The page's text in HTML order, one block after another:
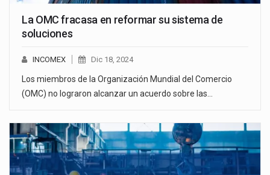
La OMC fracasa en reformar su sistema de
soluciones
INCOMEX Dic 18, 2024
Los miembros de la Organización Mundial del Comercio
(OMC) no lograron alcanzar un acuerdo sobre las…